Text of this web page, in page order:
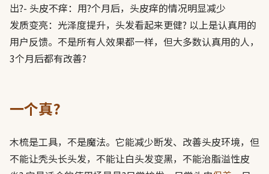
出?- 头皮不痒：用?个月后，头皮痒的情况明显减少
发质变亮：光泽度提升，头发看起来更健? 以上是认真用的
用户反馈。不是所有人效果都一样，但大多数认真用的人，
3个月后都有改善?
一个真?
木梳是工具，不是魔法。它能减少断发、改善头皮环境，但
不能让秃头长头发，不能让白头发变黑，不能治脂溢性皮